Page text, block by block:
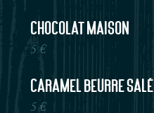
Chocolat maison
5 €
Caramel Beurre salé
5 €